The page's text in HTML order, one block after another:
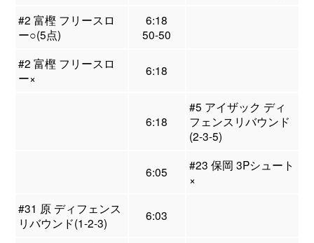
#2 富樫 フリースロ
ー○(5点)
6:18
50-50
#2 富樫 フリースロ
ー×
6:18
6:18
#5 アイザック ディ
フェンスリバウンド
(2-3-5)
6:05
#23 保岡 3Pシュート
×
#31 原 ディフェンス
リバウンド(1-2-3)
6:03